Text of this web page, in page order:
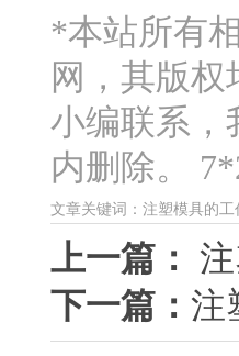
*本站所有
网，其版
小编联系，
内删除。
文章关键词：注塑模具的
上一篇：
下一篇： 注